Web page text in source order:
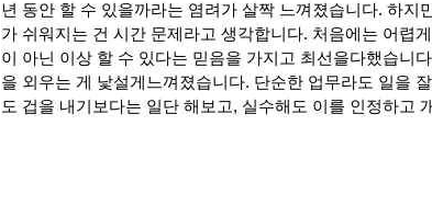
년 동안 할 수 있을까라는 염려가 살짝 느껴졌습니다. 하지
가 쉬워지는 건 시간 문제라고 생각합니다. 처음에는 어렵게
이
아닌 이상 할 수 있다는 믿음을 가지고 최선을다했습니다
을 외우는 게 낯설게 느껴졌습니다. 단순한 업무라도 일을
도 겁을 내기보다는 일단 해보고, 실수해도 이를 인정하고